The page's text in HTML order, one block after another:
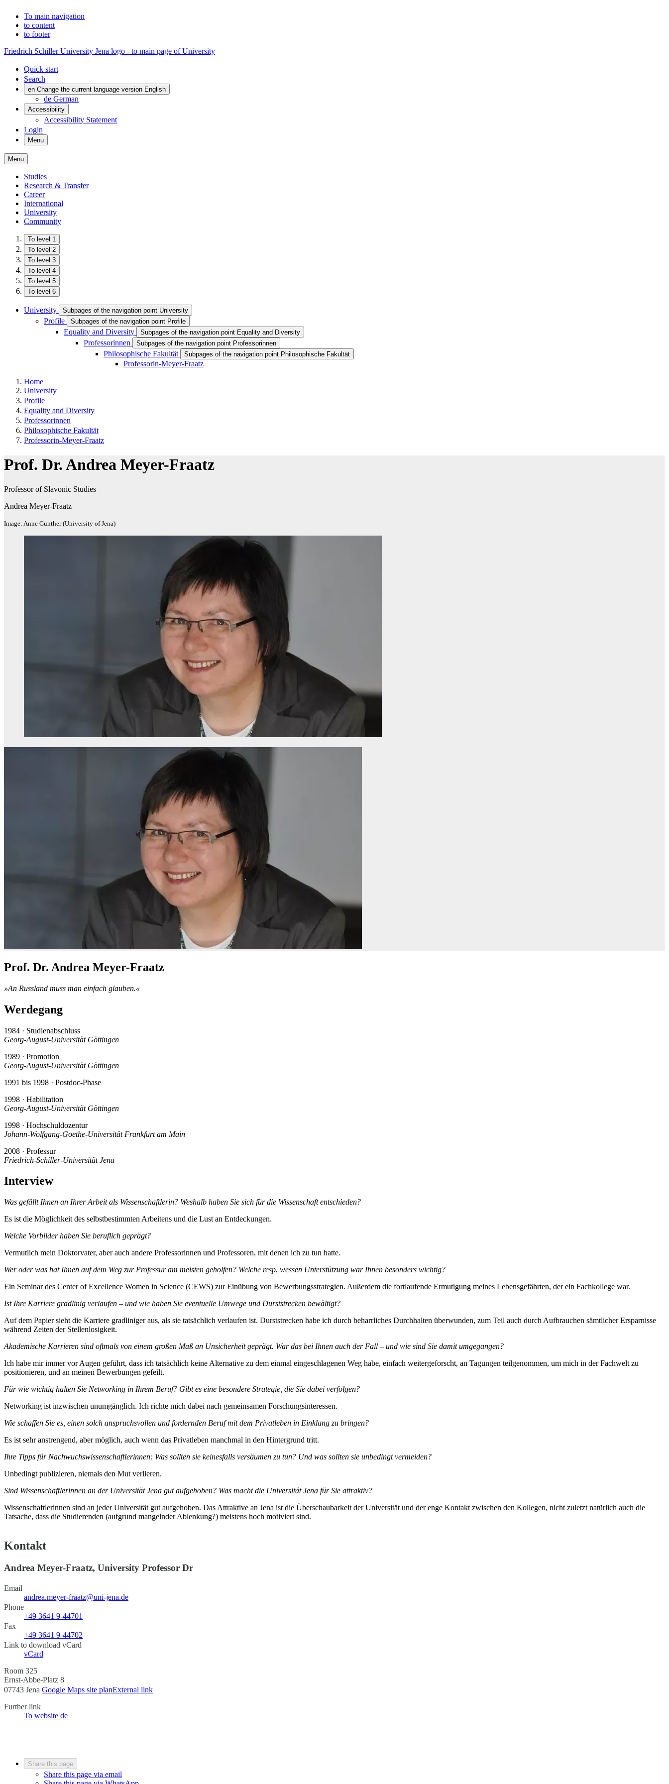
To main navigation
to content
to footer
Friedrich Schiller University Jena logo - to main page of University
Quick start
Search
en Change the current language version English
de German
Accessibility
Accessibility Statement
Login
Menu
Menu
Studies
Research & Transfer
Career
International
University
Community
To level 1
To level 2
To level 3
To level 4
To level 5
To level 6
University Subpages of the navigation point University
Profile Subpages of the navigation point Profile
Equality and Diversity Subpages of the navigation point Equality and Diversity
Professorinnen Subpages of the navigation point Professorinnen
Philosophische Fakultät Subpages of the navigation point Philosophische Fakultät
Professorin-Meyer-Fraatz
Home
University
Profile
Equality and Diversity
Professorinnen
Philosophische Fakultät
Professorin-Meyer-Fraatz
Prof. Dr. Andrea Meyer-Fraatz
Professor of Slavonic Studies
Andrea Meyer-Fraatz
Image: Anne Günther (University of Jena)
Prof. Dr. Andrea Meyer-Fraatz
»An Russland muss man einfach glauben.«
Werdegang
1984 · Studienabschluss
Georg-August-Universität Göttingen
1989 · Promotion
Georg-August-Universität Göttingen
1991 bis 1998 · Postdoc-Phase
1998 · Habilitation
Georg-August-Universität Göttingen
1998 · Hochschuldozentur
Johann-Wolfgang-Goethe-Universität Frankfurt am Main
2008 · Professur
Friedrich-Schiller-Universität Jena
Interview
Was gefällt Ihnen an Ihrer Arbeit als Wissenschaftlerin? Weshalb haben Sie sich für die Wissenschaft entschieden?
Es ist die Möglichkeit des selbstbestimmten Arbeitens und die Lust an Entdeckungen.
Welche Vorbilder haben Sie beruflich geprägt?
Vermutlich mein Doktorvater, aber auch andere Professorinnen und Professoren, mit denen ich zu tun hatte.
Wer oder was hat Ihnen auf dem Weg zur Professur am meisten geholfen? Welche resp. wessen Unterstützung war Ihnen besonders wichtig?
Ein Seminar des Center of Excellence Women in Science (CEWS) zur Einübung von Bewerbungsstrategien. Außerdem die fortlaufende Ermutigung meines Lebensgefährten, der ein Fachkollege war.
Ist Ihre Karriere gradlinig verlaufen – und wie haben Sie eventuelle Umwege und Durststrecken bewältigt?
Auf dem Papier sieht die Karriere gradliniger aus, als sie tatsächlich verlaufen ist. Durststrecken habe ich durch beharrliches Durchhalten überwunden, zum Teil auch durch Aufbrauchen sämtlicher Ersparnisse
während Zeiten der Stellenlosigkeit.
Akademische Karrieren sind oftmals von einem großen Maß an Unsicherheit geprägt. War das bei Ihnen auch der Fall – und wie sind Sie damit umgegangen?
Ich habe mir immer vor Augen geführt, dass ich tatsächlich keine Alternative zu dem einmal eingeschlagenen Weg habe, einfach weitergeforscht, an Tagungen teilgenommen, um mich in der Fachwelt zu
positionieren, und an meinen Bewerbungen gefeilt.
Für wie wichtig halten Sie Networking in Ihrem Beruf? Gibt es eine besondere Strategie, die Sie dabei verfolgen?
Networking ist inzwischen unumgänglich. Ich richte mich dabei nach gemeinsamen Forschungsinteressen.
Wie schaffen Sie es, einen solch anspruchsvollen und fordernden Beruf mit dem Privatleben in Einklang zu bringen?
Es ist sehr anstrengend, aber möglich, auch wenn das Privatleben manchmal in den Hinter­grund tritt.
Ihre Tipps für Nachwuchswissenschaftlerinnen: Was sollten sie keinesfalls versäumen zu tun? Und was sollten sie unbedingt vermeiden?
Unbedingt publizieren, niemals den Mut verlieren.
Sind Wissenschaftlerinnen an der Universität Jena gut aufgehoben? Was macht die Universität Jena für Sie attraktiv?
Wissenschaftlerinnen sind an jeder Universität gut aufgehoben. Das Attraktive an Jena ist die Überschaubarkeit der Universität und der enge Kontakt zwischen den Kollegen, nicht zuletzt natürlich auch die
Tatsache, dass die Studierenden (aufgrund mangelnder Ablenkung?) meistens hoch motiviert sind.
Kontakt
Andrea Meyer-Fraatz, University Professor Dr
Email
andrea.meyer-fraatz@uni-jena.de
Phone
+49 3641 9-44701
Fax
+49 3641 9-44702
Link to download vCard
vCard
Room 325
Ernst-Abbe-Platz 8
07743 Jena Google Maps site planExternal link
Further link
To website de
Share this page
Share this page via email